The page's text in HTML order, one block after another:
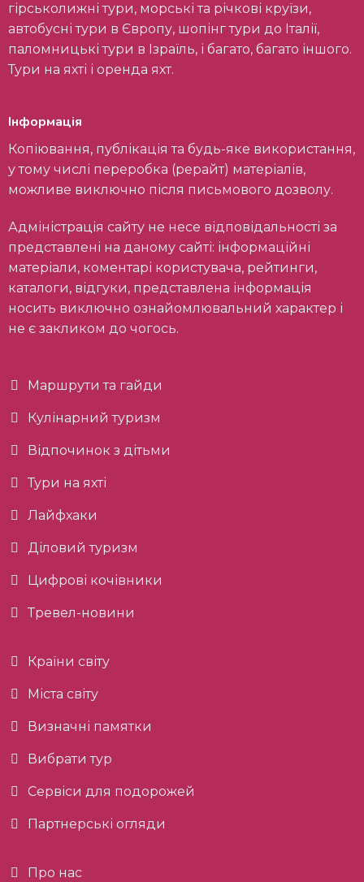
гірськолижні тури, морські та річкові круїзи,
автобусні тури в Європу, шопінг тури до Італії,
паломницькі тури в Ізраїль, і багато, багато іншого.
Тури на яхті і оренда яхт.
Інформація
Копіювання, публікація та будь-яке використання,
у тому числі переробка (рерайт) матеріалів,
можливе виключно після письмового дозволу.
Адміністрація сайту не несе відповідальності за
представлені на даному сайті: інформаційні
матеріали, коментарі користувача, рейтинги,
каталоги, відгуки, представлена інформація
носить виключно ознайомлювальний характер і
не є закликом до чогось.
Маршрути та гайди
Кулінарний туризм
Відпочинок з дітьми
Тури на яхті
Лайфхаки
Діловий туризм
Цифрові кочівники
Тревел-новини
Країни світу
Міста світу
Визначні памятки
Вибрати тур
Сервіси для подорожей
Партнерські огляди
Про нас